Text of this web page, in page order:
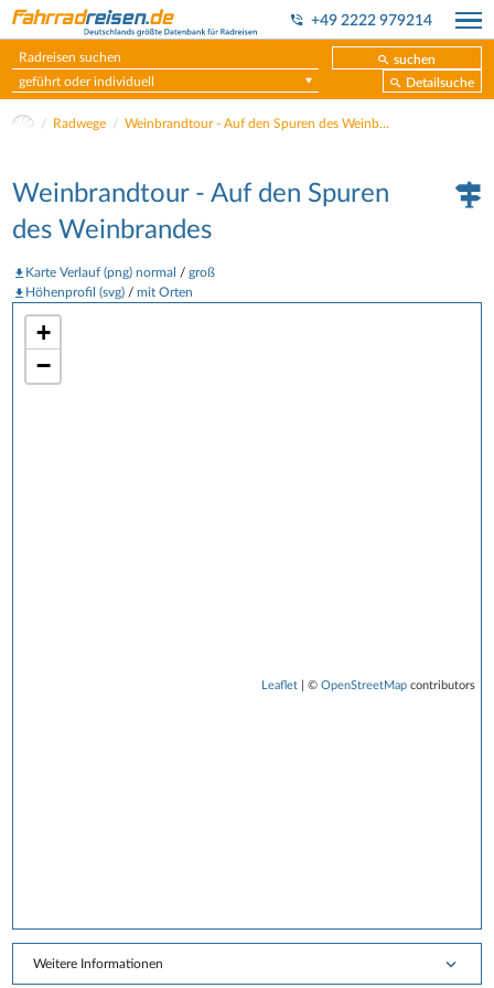
+49 2222 979214
suchen
geführt oder individuell
Detailsuche
Radwege Weinbrandtour - Auf den Spuren des Weinbrandes
+
−
Leaflet| © OpenStreetMapcontributors
Weitere Informationen
Weinbrandtour - Auf den Spuren
des Weinbrandes
Karte Verlauf (png) normal /groß
Höhenprofil (svg) /mit Orten